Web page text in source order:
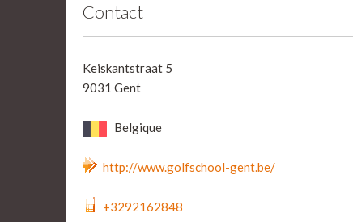
Contact
Keiskantstraat 5
9031 Gent
Belgique
http://www.golfschool-gent.be/
+3292162848